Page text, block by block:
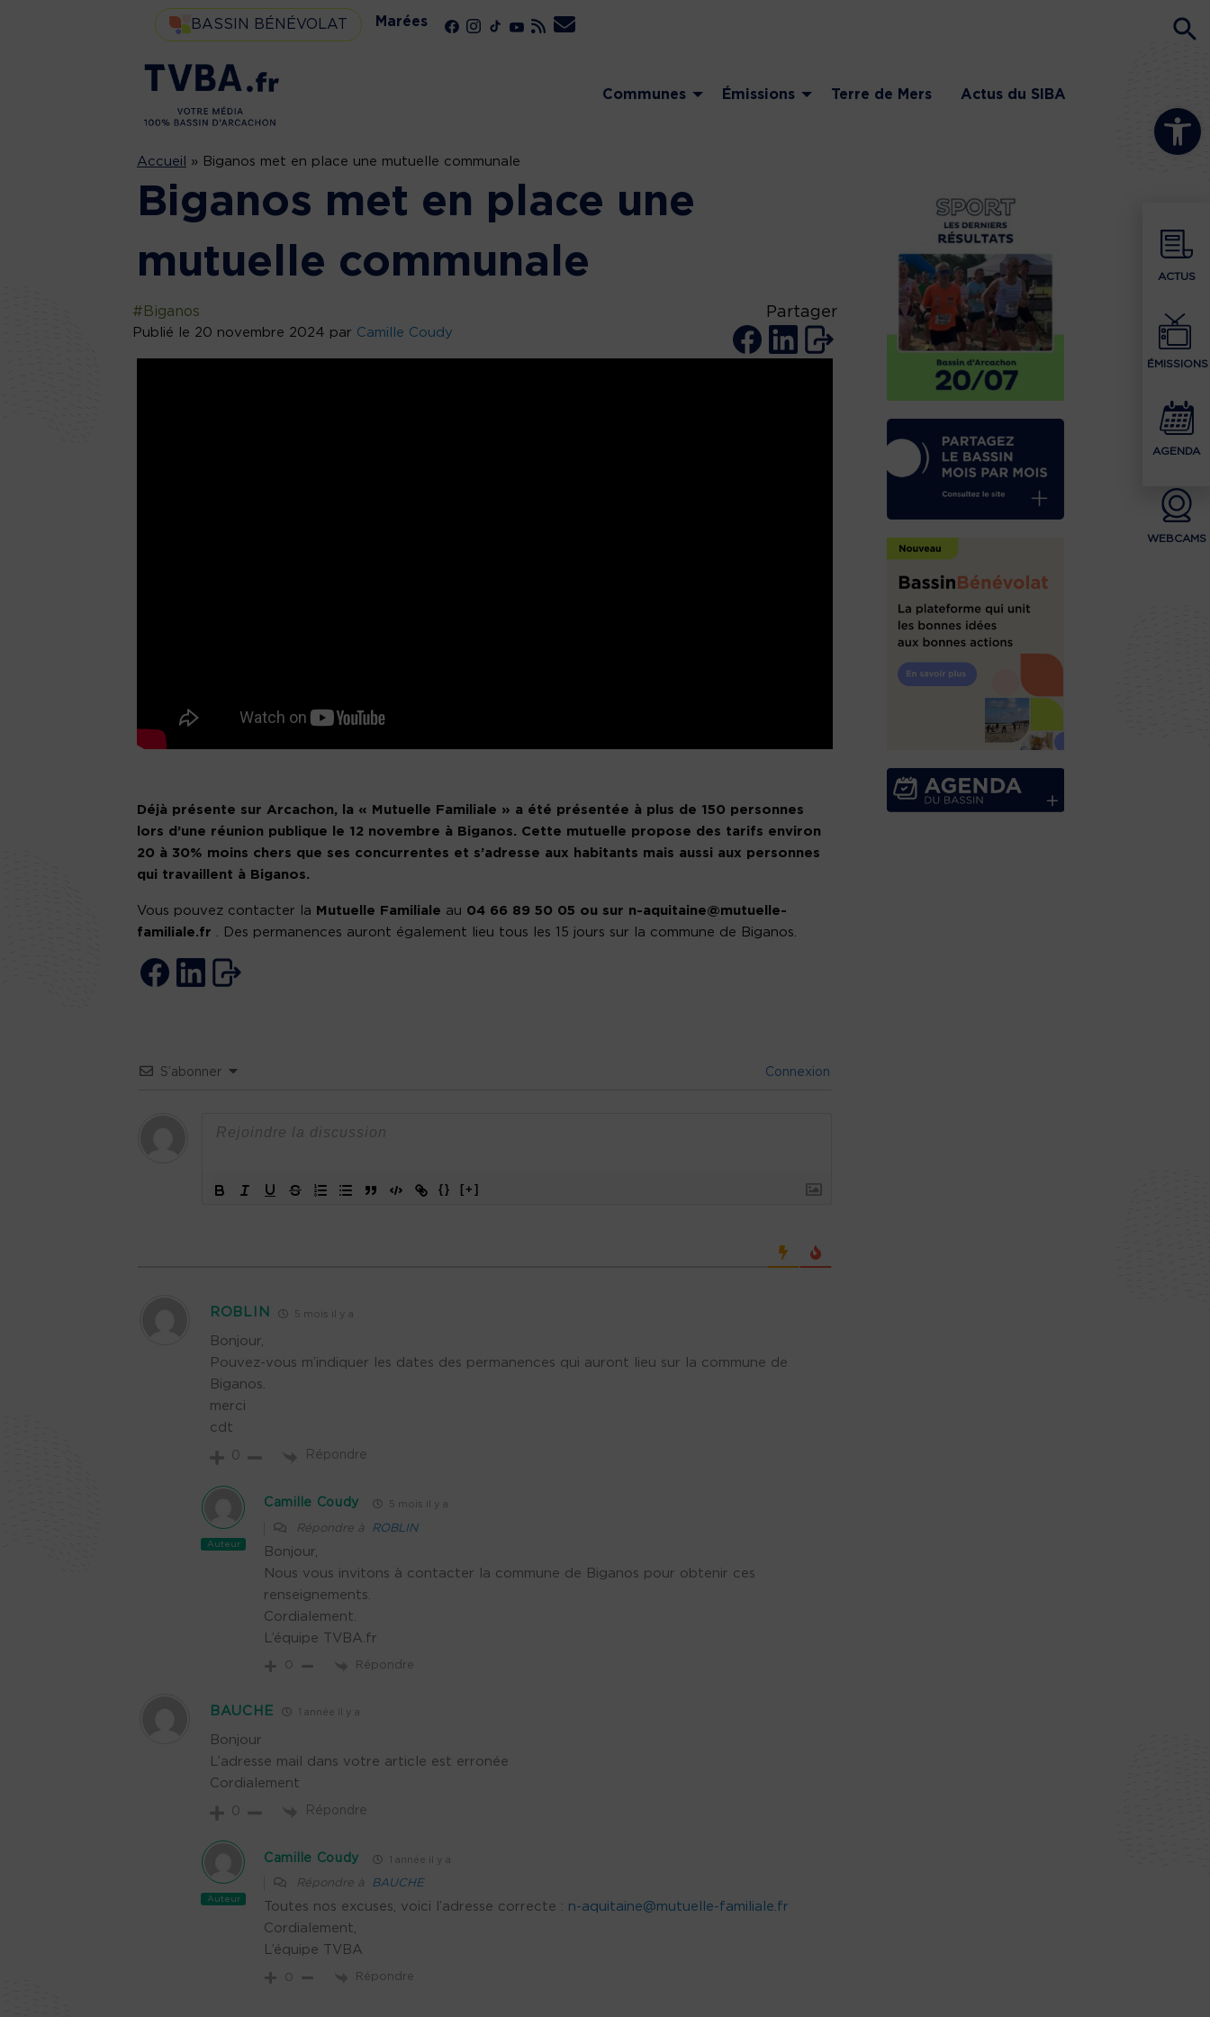
Ouvrir la
ACTUS
ÉMISSIONS
AGENDA
WEBCAMS
BASSIN BÉNÉVOLAT Marées
Communes Émissions Terre de Mers Actus du SIBA
Accueil » Biganos met en place une mutuelle communale
Biganos met en place une
mutuelle communale
#Biganos
Publié le 20 novembre 2024 par Camille Coudy
Partager
Déjà présente sur Arcachon, la « Mutuelle Familiale » a été présentée à plus de 150 personnes
lors d’une réunion publique le 12 novembre à Biganos. Cette mutuelle propose des tarifs environ
20 à 30% moins chers que ses concurrentes et s’adresse aux habitants mais aussi aux personnes
qui travaillent à Biganos.
Vous pouvez contacter la Mutuelle Familiale au 04 66 89 50 05 ou sur n-aquitaine@mutuelle-
familiale.fr . Des permanences auront également lieu tous les 15 jours sur la commune de Biganos.
S’abonner Connexion
{} [+]
ROBLIN 5 mois il y a
Bonjour,
Pouvez-vous m’indiquer les dates des permanences qui auront lieu sur la commune de
Biganos.
merci
cdt
0 Répondre
Auteur
Camille Coudy 5 mois il y a
Répondre à ROBLIN
Bonjour,
Nous vous invitons à contacter la commune de Biganos pour obtenir ces
renseignements.
Cordialement.
L’équipe TVBA.fr
0 Répondre
BAUCHE 1 année il y a
Bonjour
L’adresse mail dans votre article est erronée
Cordialement
0 Répondre
Auteur
Camille Coudy 1 année il y a
Répondre à BAUCHE
Toutes nos excuses, voici l’adresse correcte : n-aquitaine@mutuelle-familiale.fr
Cordialement,
L’équipe TVBA
0 Répondre